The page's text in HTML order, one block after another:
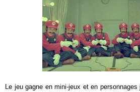
Le jeu gagne en mini-jeux et en